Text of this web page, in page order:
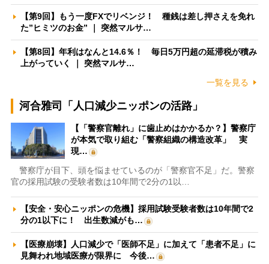
【第9回】もう一度FXでリベンジ！ 種銭は差し押さえを免れ
た”ヒミツのお金” ｜ 突然マルサ…
【第8回】年利はなんと14.6％！ 毎日5万円超の延滞税が積み
上がっていく ｜ 突然マルサ…
一覧を見る
河合雅司「人口減少ニッポンの活路」
【「警察官離れ」に歯止めはかかるか？】警察庁
が本気で取り組む「警察組織の構造改革」 実
現…
警察庁が目下、頭を悩ませているのが「警察官不足」だ。警察
官の採用試験の受験者数は10年間で2分の1以…
【安全・安心ニッポンの危機】採用試験受験者数は10年間で2
分の1以下に！ 出生数減がも…
【医療崩壊】人口減少で「医師不足」に加えて「患者不足」に
見舞われ地域医療が限界に 今後…